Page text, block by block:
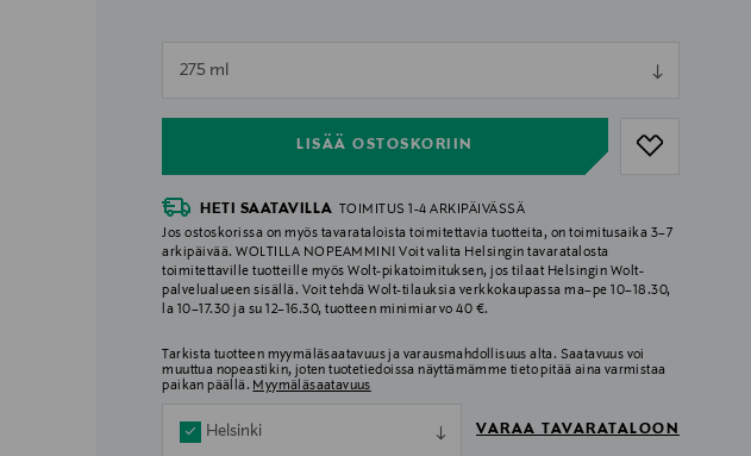
275 ml
LISÄÄ OSTOSKORIIN
null
HETI SAATAVILLA TOIMITUS 1-4 ARKIPÄIVÄSSÄ
Jos ostoskorissa on myös tavarataloista toimitettavia tuotteita, on toimitusaika 3–7
arkipäivää. WOLTILLA NOPEAMMIN! Voit valita Helsingin tavaratalosta
toimitettaville tuotteille myös Wolt-pikatoimituksen, jos tilaat Helsingin Wolt-
palvelualueen sisällä. Voit tehdä Wolt-tilauksia verkkokaupassa ma–pe 10–18.30,
la 10–17.30 ja su 12–16.30, tuotteen minimiarvo 40 €.
Tarkista tuotteen myymäläsaatavuus ja varausmahdollisuus alta. Saatavuus voi
muuttua nopeastikin, joten tuotetiedoissa näyttämämme tieto pitää aina varmistaa
paikan päällä. Myymäläsaatavuus
Helsinki VARAA TAVARATALOON